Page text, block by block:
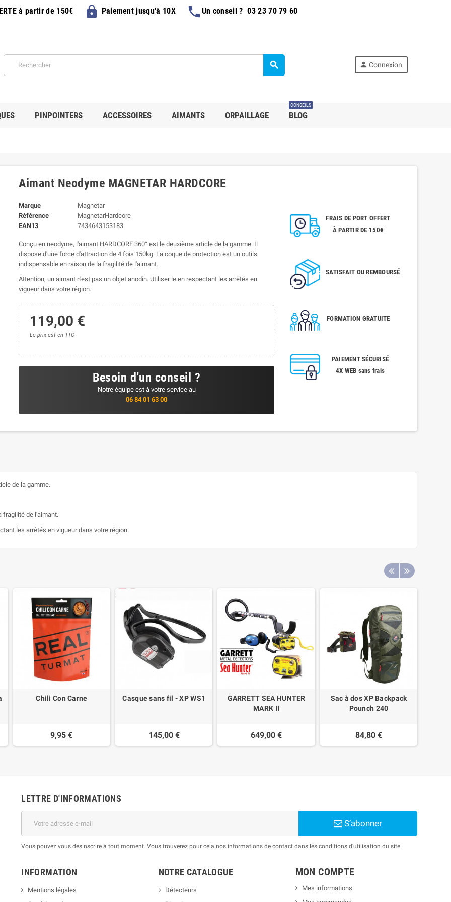
à partir de 150€ lockPaiement jusqu'à 10X phoneUn conseil ? 03 23 70 79 60
search person Connexion
PINPOINTERS ACCESSOIRES AIMANTS ORPAILLAGE BLOG
CONSEILS
Aimant Neodyme MAGNETAR HARDCORE
Marque
Magnetar
Référence
MagnetarHardcore
EAN13
7434643153183
Conçu en neodyme, l'aimant HARDCORE 360° est le deuxième article de la gamme. Il
dispose d'une force d'attraction de 4 fois 150kg. La coque de protection est un outils
indispensable en raison de la fragilité de l'aimant.
Attention, un aimant n'est pas un objet anodin. Utiliser le en respectant les arrêtés en
vigueur dans votre région.
119,00 €
Le prix est en TTC
Besoin d’un conseil ?
Notre équipe est à votre service au
06 84 01 63 00
FRAIS DE PORT OFFERT
À PARTIR DE 150€
SATISFAIT OU REMBOURSÉ
FORMATION GRATUITE
PAIEMENT SÉCURISÉ
4X WEB sans frais
de la gamme.
fragilité de l'aimant.
les arrêtés en vigueur dans votre région.
Chili Con Carne
9,95 €
Casque sans fil - XP WS1
145,00 €
GARRETT SEA HUNTER
MARK II
649,00 €
Sac à dos XP Backpack
Pounch 240
84,80 €
LETTRE D'INFORMATIONS
S’abonner
Vous pouvez vous désinscrire à tout moment. Vous trouverez pour cela nos informations de contact dans les conditions d'utilisation du site.
INFORMATION
Mentions légales
NOTRE CATALOGUE
Détecteurs
MON COMPTE
Mes informations